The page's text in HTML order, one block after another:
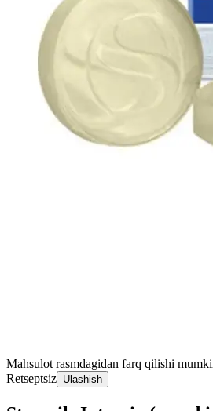
Mahsulot rasmdagidan farq qilishi
Retseptsiz Ulashish